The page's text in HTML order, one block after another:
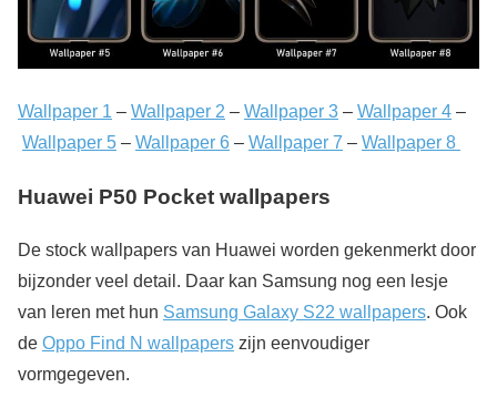
Wallpaper 1 – Wallpaper 2 – Wallpaper 3 – Wallpaper 4 –
Wallpaper 5 – Wallpaper 6 – Wallpaper 7 – Wallpaper 8
Huawei P50 Pocket wallpapers
De stock wallpapers van Huawei worden gekenmerkt door
bijzonder veel detail. Daar kan Samsung nog een lesje
van leren met hun Samsung Galaxy S22 wallpapers. Ook
de Oppo Find N wallpapers zijn eenvoudiger
vormgegeven.